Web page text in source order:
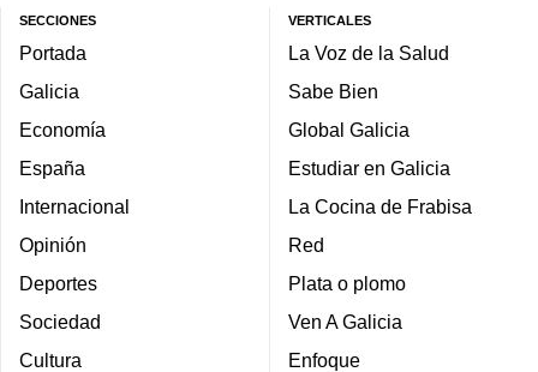
SECCIONES
Portada
Galicia
Economía
España
Internacional
Opinión
Deportes
Sociedad
Cultura
VERTICALES
La Voz de la Salud
Sabe Bien
Global Galicia
Estudiar en Galicia
La Cocina de Frabisa
Red
Plata o plomo
Ven A Galicia
Enfoque